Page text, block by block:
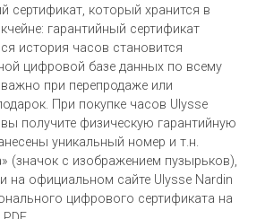
сертификат, который хранится в
гарантийный сертификат
история часов становится
цифровой базе данных по всему
при перепродаже или
При покупке часов Ulysse
получите физическую гарантийную
уникальный номер и т.н.
(значок с изображением пузырьков),
на официальном сайте Ulysse Nardin
цифрового сертификата на